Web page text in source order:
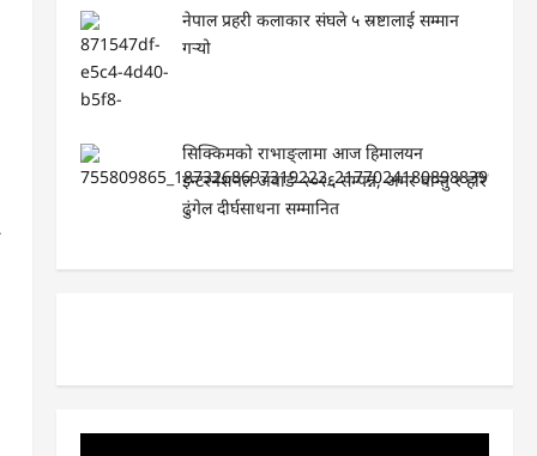
नेपाल प्रहरी कलाकार संघले ५ स्रष्टालाई सम्मान
गर्‍यो
सिक्किमको राभाङ्लामा आज हिमालयन
इन्टरनेशनल अवार्ड–२०२६ सम्पन्न, अमर वान्तु र हरि
ढुंगेल दीर्घसाधना सम्मानित